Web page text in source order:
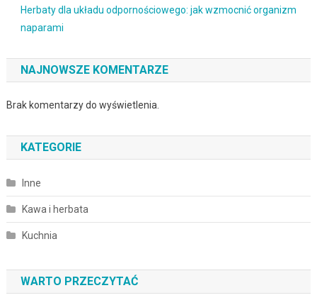
Herbaty dla układu odpornościowego: jak wzmocnić organizm
naparami
NAJNOWSZE KOMENTARZE
Brak komentarzy do wyświetlenia.
KATEGORIE
Inne
Kawa i herbata
Kuchnia
WARTO PRZECZYTAĆ